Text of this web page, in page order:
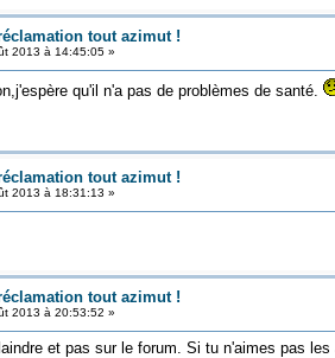
tout azimut !
2013 à 14:45:05 »
qu'il n'a pas de problèmes de santé.
tout azimut !
2013 à 18:31:13 »
tout azimut !
2013 à 20:53:52 »
et pas sur le forum. Si tu n'aimes pas les